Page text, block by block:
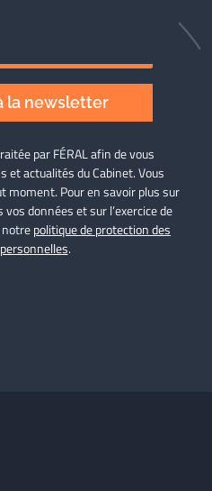
la newsletter
par FÉRAL afin de vous
actualités du Cabinet. Vous
moment. Pour en savoir plus sur
données et sur l’exercice de
politique de protection des
.